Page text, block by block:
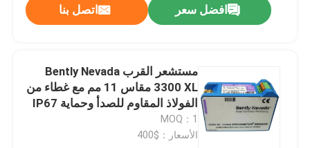
افضل سعر اتصل بنا
مستشعر القرب Bently Nevada
3300 XL مقاس 11 مم مع غطاء من
الفولاذ المقاوم للصدأ وحماية IP67
330780-90-00
MOQ：1
الأسعار：$400